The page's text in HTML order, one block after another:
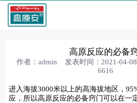
高原反应的必备
作者：admin 发表时间：2021-04-
6616
进入海拔3000米以上的高海拔地区，
应，所以高原反应的必备窍门可以在一